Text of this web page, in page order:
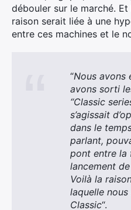
débouler sur le marché. Et
raison serait liée à une
entre ces machines et le
“Nous avons
avons sorti
“Classic
s’agissait
dans le
parlant,
pont entre la
lancement
Voilà la
laquelle
Classic“.